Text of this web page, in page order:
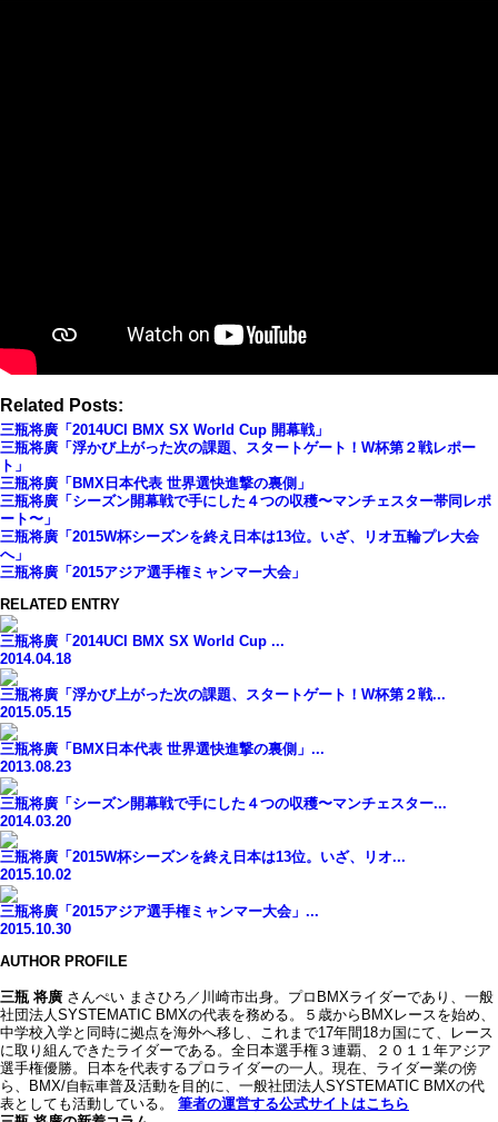
Related Posts:
三瓶将廣「2014UCI BMX SX World Cup 開幕戦」
三瓶将廣「浮かび上がった次の課題、スタートゲート！W杯第２戦レポー
ト」
三瓶将廣「BMX日本代表 世界選快進撃の裏側」
三瓶将廣「シーズン開幕戦で手にした４つの収穫〜マンチェスター帯同レポ
ート〜」
三瓶将廣「2015W杯シーズンを終え日本は13位。いざ、リオ五輪プレ大会
へ」
三瓶将廣「2015アジア選手権ミャンマー大会」
RELATED ENTRY
三瓶将廣「2014UCI BMX SX World Cup ...
2014.04.18
三瓶将廣「浮かび上がった次の課題、スタートゲート！W杯第２戦...
2015.05.15
三瓶将廣「BMX日本代表 世界選快進撃の裏側」...
2013.08.23
三瓶将廣「シーズン開幕戦で手にした４つの収穫〜マンチェスター...
2014.03.20
三瓶将廣「2015W杯シーズンを終え日本は13位。いざ、リオ...
2015.10.02
三瓶将廣「2015アジア選手権ミャンマー大会」...
2015.10.30
AUTHOR PROFILE
三瓶 将廣 さんぺい まさひろ／川崎市出身。プロBMXライダーであり、一般
社団法人SYSTEMATIC BMXの代表を務める。５歳からBMXレースを始め、
中学校入学と同時に拠点を海外へ移し、これまで17年間18カ国にて、レース
に取り組んできたライダーである。全日本選手権３連覇、２０１１年アジア
選手権優勝。日本を代表するプロライダーの一人。現在、ライダー業の傍
ら、BMX/自転車普及活動を目的に、一般社団法人SYSTEMATIC BMXの代
表としても活動している。 筆者の運営する公式サイトはこちら